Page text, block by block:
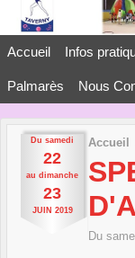
Accueil Infos
Palmarès Nous
Du samedi
22
au dimanche
23
JUIN 2019
Accueil
Du